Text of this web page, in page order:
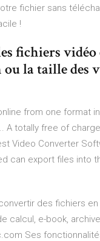
fichier sans
!
fichiers vidéo
la taille des
from one format
A totally free of
Video Converter
can export files into
des fichiers en
calcul, e-book,
Ses